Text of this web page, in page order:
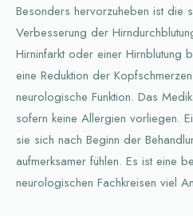
Besonders hervorzuheben ist die
Verbesserung der
Hirninfarkt oder einer Hirnblutung
eine Reduktion der
neurologische Funktion. Das
sofern keine Allergien vorliegen.
sie sich nach Beginn der
aufmerksamer fühlen. Es ist eine
neurologischen Fachkreisen viel